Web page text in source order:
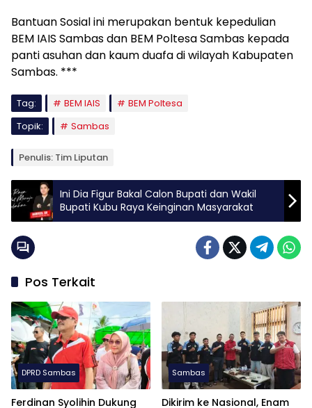
Bantuan Sosial ini merupakan bentuk kepedulian
BEM IAIS Sambas dan BEM Poltesa Sambas kepada
panti asuhan dan kaum duafa di wilayah Kabupaten
Sambas. ***
Tag: BEM IAIS
BEM Poltesa
Topik:
Sambas
Penulis: Tim Liputan
Ini Dia Figur Bakal Calon Bupati dan Wakil
Bupati Kubu Raya Keinginan Masyarakat
Pos Terkait
DPRD Sambas
Ferdinan Syolihin Dukung
Sambas
Dikirim ke Nasional, Enam